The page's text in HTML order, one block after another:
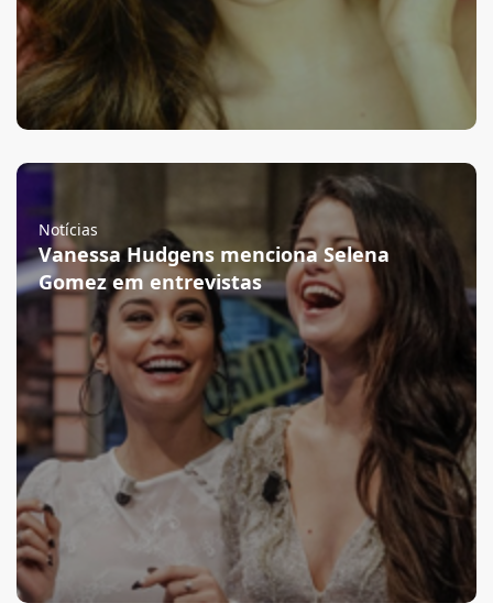
Notícias
Vanessa Hudgens menciona Selena
Gomez em entrevistas